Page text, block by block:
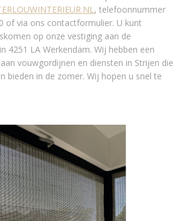
, telefoonnummer
of via ons contactformulier. U kunt
op onze vestiging aan de
4251 LA Werkendam. Wij hebben een
vouwgordijnen en diensten in Strijen die
bieden in de zomer. Wij hopen u snel te